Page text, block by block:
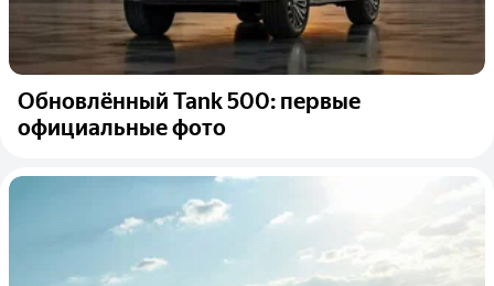
Обновлённый Tank 500: первые
официальные фото